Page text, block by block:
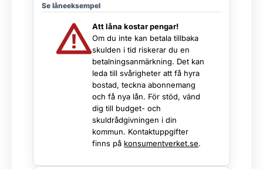
Se låneeksempel
Att låna kostar pengar!
Om du inte kan betala tillbaka
skulden i tid riskerar du en
betalningsanmärkning. Det kan
leda till svårigheter att få hyra
bostad, teckna abonnemang
och få nya lån. För stöd, vänd
dig till budget- och
skuldrådgivningen i din
kommun. Kontaktuppgifter
finns på konsumentverket.se.